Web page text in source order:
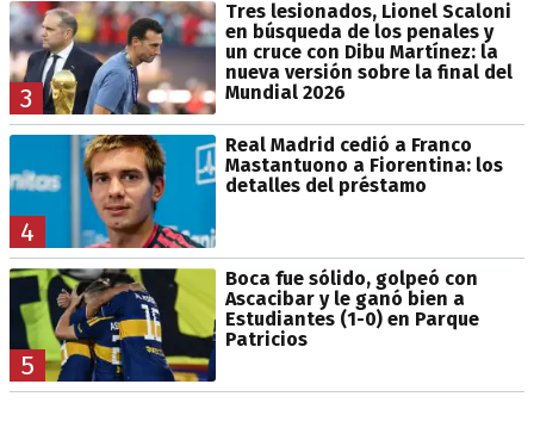
3
Tres lesionados, Lionel Scaloni
en búsqueda de los penales y
un cruce con Dibu Martínez: la
nueva versión sobre la final del
Mundial 2026
4
Real Madrid cedió a Franco
Mastantuono a Fiorentina: los
detalles del préstamo
5
Boca fue sólido, golpeó con
Ascacibar y le ganó bien a
Estudiantes (1-0) en Parque
Patricios